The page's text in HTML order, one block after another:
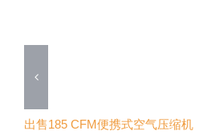
出售185 CFM便携式空气压缩机